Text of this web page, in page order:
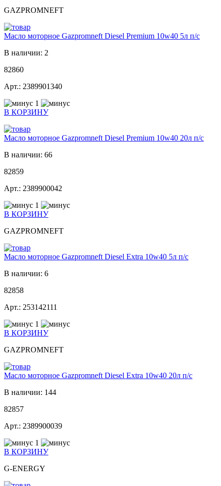
GAZPROMNEFT
Масло моторное Gazpromneft Diesel Premium 10w40 5л п/с
В наличии: 2
82860
Арт.: 2389901340
1
В КОРЗИНУ
Масло моторное Gazpromneft Diesel Premium 10w40 20л п/с
В наличии: 66
82859
Арт.: 2389900042
1
В КОРЗИНУ
GAZPROMNEFT
Масло моторное Gazpromneft Diesel Extra 10w40 5л п/с
В наличии: 6
82858
Арт.: 253142111
1
В КОРЗИНУ
GAZPROMNEFT
Масло моторное Gazpromneft Diesel Extra 10w40 20л п/с
В наличии: 144
82857
Арт.: 2389900039
1
В КОРЗИНУ
G-ENERGY